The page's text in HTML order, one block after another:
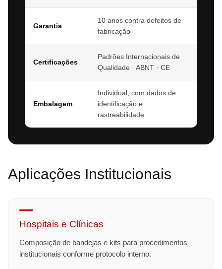
Garantia
10 anos contra defeitos de
fabricação
Certificações
Padrões Internacionais de
Qualidade · ABNT · CE
Embalagem
Individual, com dados de
identificação e
rastreabilidade
Aplicações Institucionais
Hospitais e Clínicas
Composição de bandejas e kits para procedimentos
institucionais conforme protocolo interno.